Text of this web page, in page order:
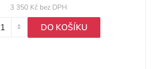
3 350 Kč bez DPH
DO KOŠÍKU